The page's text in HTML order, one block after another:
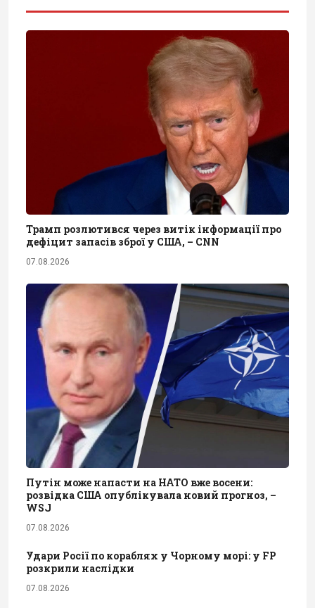
Трамп розлютився через витік інформації про
дефіцит запасів зброї у США, – CNN
07.08.2026
Путін може напасти на НАТО вже восени:
розвідка США опублікувала новий прогноз, –
WSJ
07.08.2026
Удари Росії по кораблях у Чорному морі: у FP
розкрили наслідки
07.08.2026